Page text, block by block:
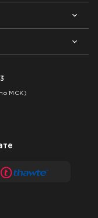
МСК)